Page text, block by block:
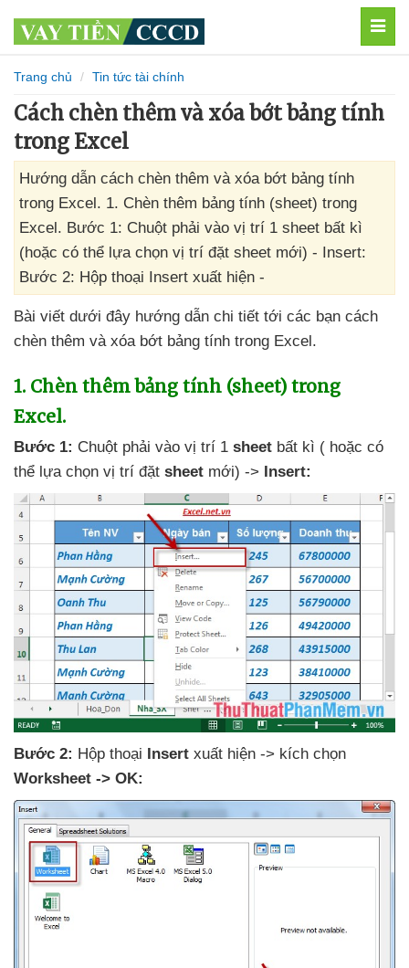
Trang chủ Tin tức tài chính
Cách chèn thêm và xóa bớt bảng tính
trong Excel
Hướng dẫn cách chèn thêm và xóa bớt bảng tính
trong Excel. 1. Chèn thêm bảng tính (sheet) trong
Excel. Bước 1: Chuột phải vào vị trí 1 sheet bất kì
(hoặc có thể lựa chọn vị trí đặt sheet mới) - Insert:
Bước 2: Hộp thoại Insert xuất hiện -
Bài viết dưới đây hướng dẫn chi tiết tới các bạn cách
chèn thêm và xóa bớt bảng tính trong Excel.
1. Chèn thêm bảng tính (sheet) trong
Excel.
Bước 1: Chuột phải vào vị trí 1 sheet bất kì ( hoặc có
thể lựa chọn vị trí đặt sheet mới) -> Insert:
Bước 2: Hộp thoại Insert xuất hiện -> kích chọn
Worksheet -> OK: